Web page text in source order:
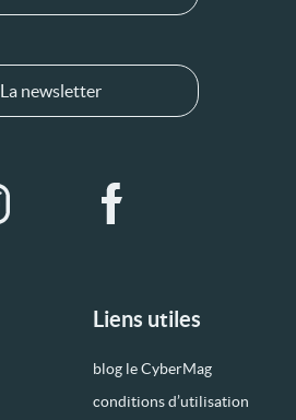
Liens utiles
blog le CyberMag
conditions d’utilisation
La newsletter